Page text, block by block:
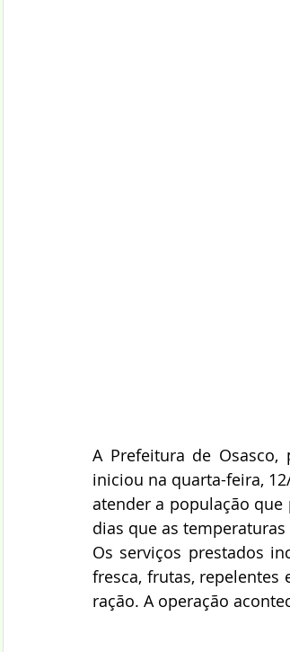
A Prefeitura de Osasco,
iniciou na quarta-feira,
atender a população que
dias que as
Os serviços prestados
fresca, frutas, repelentes
ração. A operação